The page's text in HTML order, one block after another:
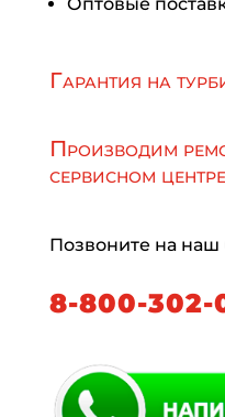
Оптовые
Гарантия на
Производим
сервисном
Позвоните на
8-800-302-